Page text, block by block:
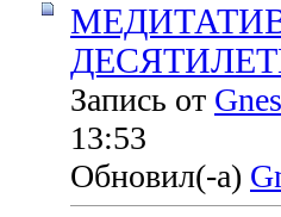
Запись от
13:53
Обновил(-а)